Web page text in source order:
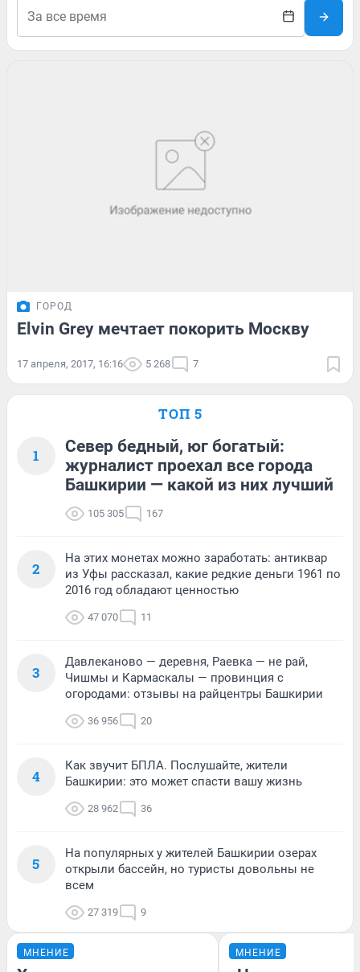
ГОРОД
Elvin Grey мечтает покорить Москву
17 апреля, 2017, 16:16 5 268 7
ТОП 5
1
Север бедный, юг богатый:
журналист проехал все города
Башкирии — какой из них лучший
105 305 167
2
На этих монетах можно заработать: антиквар
из Уфы рассказал, какие редкие деньги 1961 по
2016 год обладают ценностью
47 070 11
3
Давлеканово — деревня, Раевка — не рай,
Чишмы и Кармаскалы — провинция с
огородами: отзывы на райцентры Башкирии
36 956 20
4
Как звучит БПЛА. Послушайте, жители
Башкирии: это может спасти вашу жизнь
28 962 36
5
На популярных у жителей Башкирии озерах
открыли бассейн, но туристы довольны не
всем
27 319 9
МНЕНИЕ МНЕНИЕ